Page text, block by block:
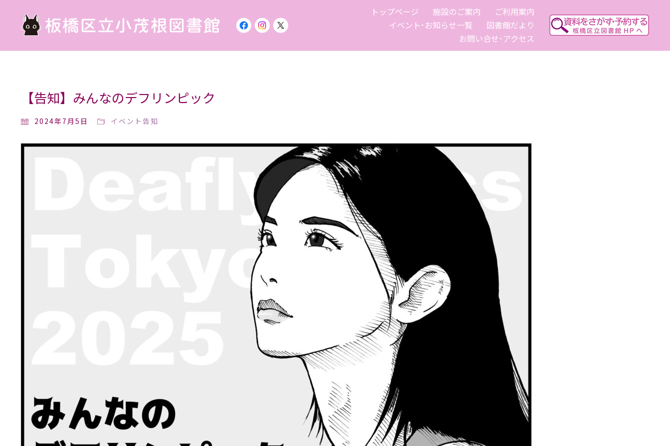
トップページ 施設のご案内
ご利用案内
イベント･お知らせ一覧
図書館だより
お問い合せ･アクセス
【告知】みんなのデフリンピック
2024年7月5日 イベント告知